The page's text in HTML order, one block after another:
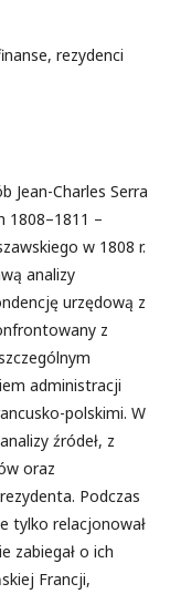
rezydenci
Jean-Charles Serra
1808–1811 –
w 1808 r.
analizy
urzędową z
z
administracji
polskimi. W
źródeł, z
oraz
Podczas
tylko relacjonował
zabiegał o ich
Francji,